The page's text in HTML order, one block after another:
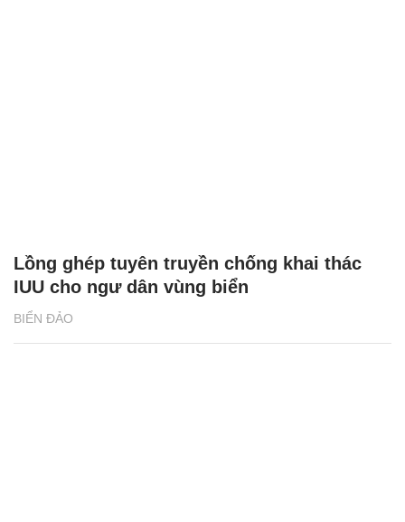
BIỂN ĐẢO
Lồng ghép tuyên truyền chống khai thác
IUU cho ngư dân vùng biển